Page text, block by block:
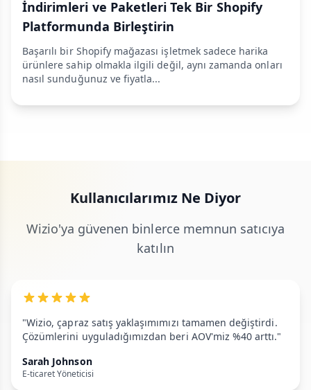
İndirimleri ve Paketleri Tek Bir Shopify
Platformunda Birleştirin
Başarılı bir Shopify mağazası işletmek sadece harika
ürünlere sahip olmakla ilgili değil, aynı zamanda onları
nasıl sunduğunuz ve fiyatla...
Kullanıcılarımız Ne Diyor
Wizio'ya güvenen binlerce memnun satıcıya
katılın
"Wizio, çapraz satış yaklaşımımızı tamamen değiştirdi.
Çözümlerini uyguladığımızdan beri AOV'miz %40 arttı."
Sarah Johnson
E-ticaret Yöneticisi